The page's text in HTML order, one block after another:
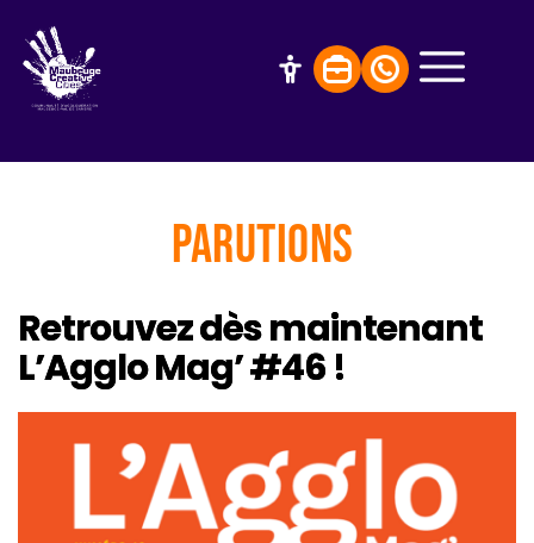
Parutions
Retrouvez dès maintenant
L’Agglo Mag’ #46 !